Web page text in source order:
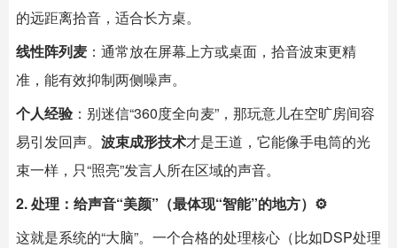
的远距离拾音，适合长方桌。
线性阵列麦 ：通常放在屏幕上方或桌面，拾音波束更精
准，能有效抑制两侧噪声。
个人经验 ：别迷信“360度全向麦”，那玩意儿在空旷房间容
易引发回声。 波束成形技术才是王道，它能像手电筒的光
束一样，只“照亮”发言人所在区域的声音。
2. 处理：给声音“美颜”（最体现“智能”的地方）⚙️
这就是系统的“大脑”。一个合格的处理核心（比如DSP处理